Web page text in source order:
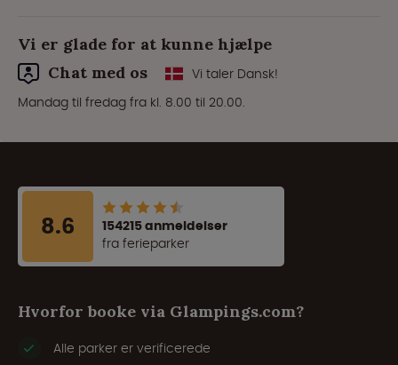
Vi er glade for at kunne hjælpe
Chat med os
Vi taler Dansk!
Mandag til fredag fra kl. 8.00 til 20.00.
8.6
154215 anmeldelser
fra ferieparker
Hvorfor booke via Glampings.com?
Alle parker er verificerede